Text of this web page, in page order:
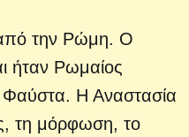
από την Ρώμη. Ο
ήταν Ρωμαίος
Φαύστα. Η Αναστασία
τη μόρφωση, το